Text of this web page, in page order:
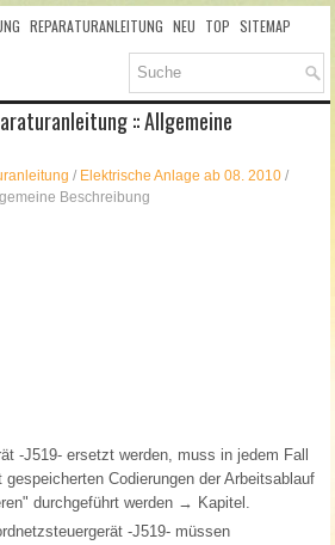
REPARATURANLEITUNG NEU TOP SITEMAP
:: Allgemeine
/ Elektrische Anlage ab 08. 2010 /
Beschreibung
-J519- ersetzt werden, muss in jedem Fall
Codierungen der Arbeitsablauf
durchgeführt werden → Kapitel.
-J519- müssen